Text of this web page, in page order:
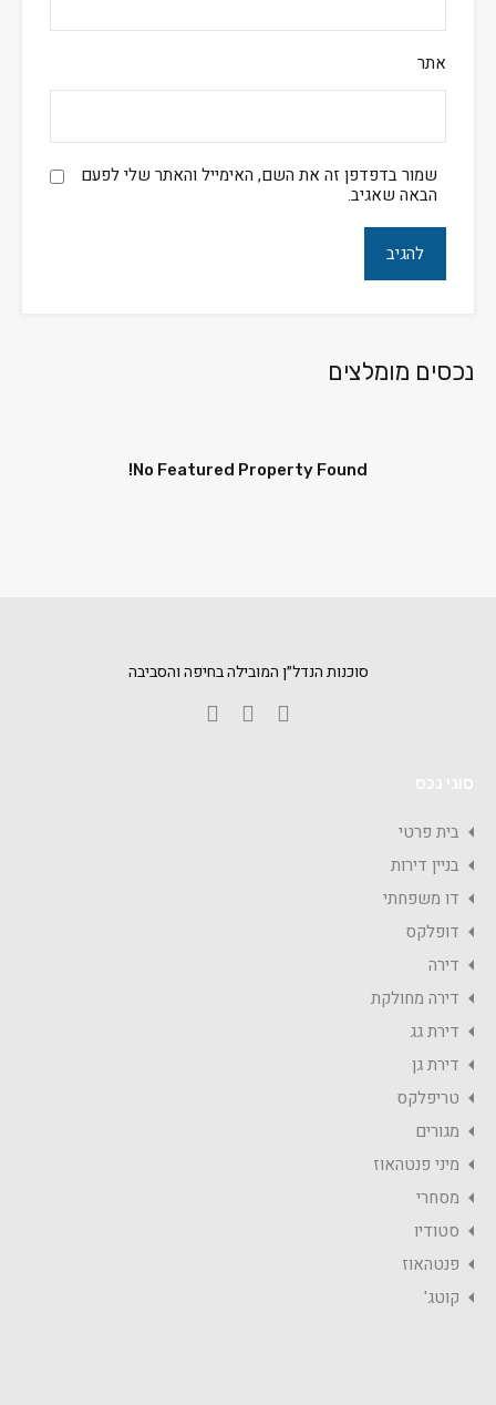
אתר
שמור בדפדפן זה את השם, האימייל והאתר שלי לפעם
הבאה שאגיב.
נכסים מומלצים
No Featured Property Found!
סוכנות הנדל״ן המובילה בחיפה והסביבה
בית פרטי
בניין דירות
דו משפחתי
דופלקס
דירה
דירה מחולקת
דירת גג
דירת גן
טריפלקס
מגורים
מיני פנטהאוז
מסחרי
סטודיו
פנטהאוז
קוטג'